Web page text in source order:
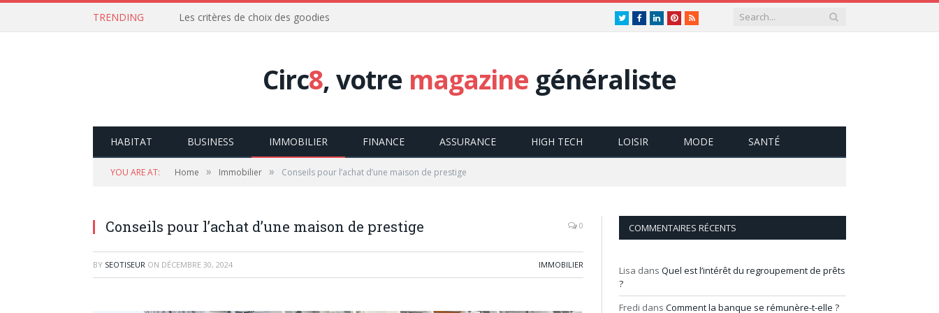
TRENDING Les critères de choix des goodies TwitterFacebookLinkedInPinterest
RSS
Circ8, votre magazine généraliste
HABITAT BUSINESS IMMOBILIER FINANCE ASSURANCE HIGH TECH LOISIR MODE SANTÉ
YOU ARE AT: Home » Immobilier » Conseils pour l’achat d’une maison de prestige
Conseils pour l’achat d’une maison de prestige 0
BY SEOTISEUR ON DÉCEMBRE 30, 2024 IMMOBILIER
COMMENTAIRES RÉCENTS
Lisa dans Quel est l’intérêt du regroupement de prêts
?
Fredi dans Comment la banque se rémunère-t-elle ?